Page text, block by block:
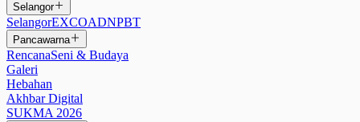
Selangor
SelangorEXCOADNPBT
Pancawarna
RencanaSeni & Budaya
Galeri
Hebahan
Akhbar Digital
SUKMA 2026